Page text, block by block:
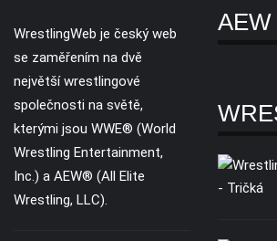
WrestlingWeb je český web
se zaměřením na dvě
největší wrestlingové
společnosti na světě,
kterými jsou WWE® (World
Wrestling Entertainment,
Inc.) a AEW® (All Elite
Wrestling, LLC).